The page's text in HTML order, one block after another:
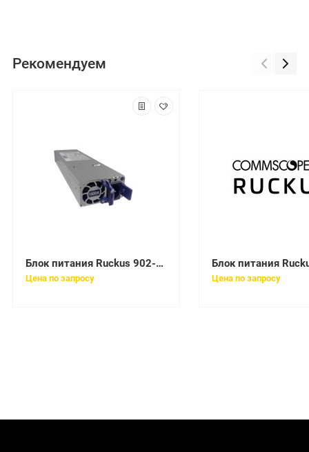
Рекомендуем
Блок питания Ruckus 902-S110-0000
Цена по запросу Цена по запросу